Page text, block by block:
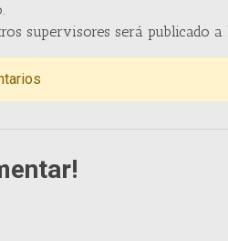
supervisores será publicado a